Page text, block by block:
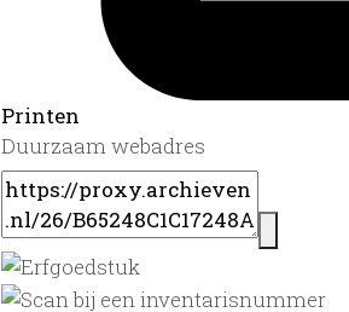
Printen
Duurzaam webadres